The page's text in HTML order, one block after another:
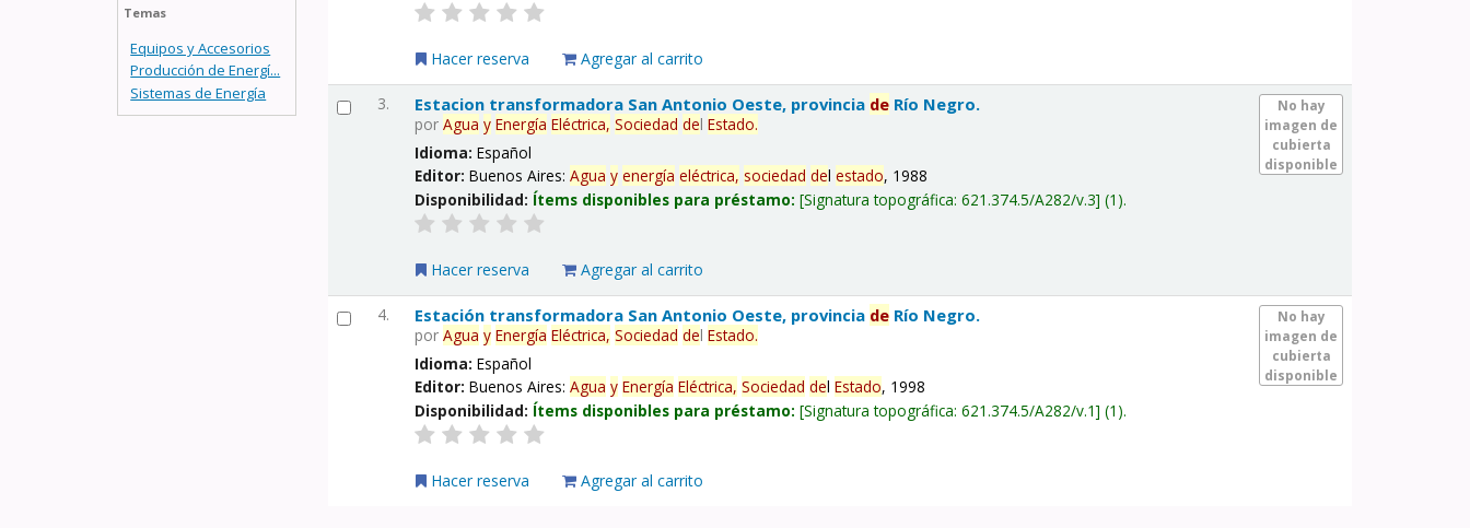
Temas
Equipos y Accesorios
Producción de Energí...
Sistemas de Energía
Hacer reserva Agregar al carrito
3.
No hay
imagen de
cubierta
disponible
Estacion transformadora San Antonio Oeste, provincia de Río Negro.
porAgua y Energía Eléctrica, Sociedad delEstado.
Idioma:Español
Editor:Buenos Aires:Agua y energía eléctrica, sociedad delestado, 1988
Disponibilidad: Ítems disponibles para préstamo: Signatura topográfica:621.374.5/A282/v.3 (1).
Hacer reserva Agregar al carrito
4.
No hay
imagen de
cubierta
disponible
Estación transformadora San Antonio Oeste, provincia de Río Negro.
porAgua y Energía Eléctrica, Sociedad delEstado.
Idioma:Español
Editor:Buenos Aires:Agua y Energía Eléctrica, Sociedad delEstado, 1998
Disponibilidad: Ítems disponibles para préstamo: Signatura topográfica:621.374.5/A282/v.1 (1).
Hacer reserva Agregar al carrito